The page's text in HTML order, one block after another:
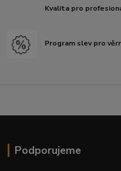
Kvalita pro
Program slev pro
Podporujeme